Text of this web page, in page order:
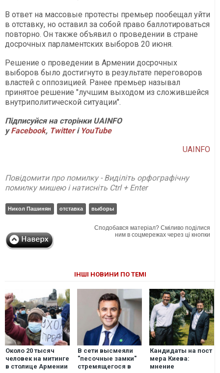
В ответ на массовые протесты премьер пообещал уйти
в отставку, но оставил за собой право баллотироваться
повторно. Он также объявил о проведении в стране
досрочных парламентских выборов 20 июня.
Решение о проведении в Армении досрочных
выборов было достигнуто в результате переговоров
властей с оппозицией. Ранее премьер называл
принятое решение "лучшим выходом из сложившейся
внутриполитической ситуации".
Підписуйся на сторінки UAINFO
уFacebook, Twitterі YouTube
UAINFO
Повідомити про помилку - Виділіть орфографічну
помилку мишею і натисніть Ctrl + Enter
Никол Пашинян отставка выборы
Сподобався матеріал? Сміливо поділися
ним в соцмережах через ці кнопки
ІНШІ НОВИНИ ПО ТЕМІ
Около 20 тысяч
человек на митинге
в столице Армении
В сети высмеяли
"песочные замки"
стремящегося в
Кандидаты на пост
мера Киева:
мнение